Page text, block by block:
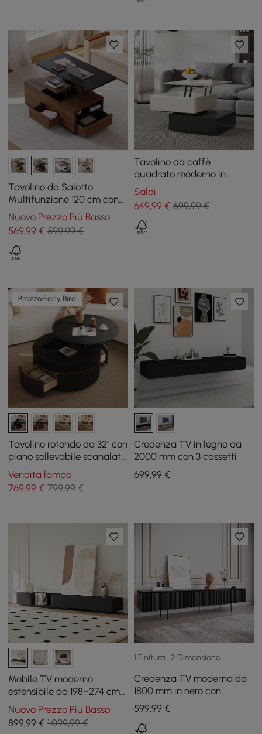
Tavolino da Salotto
Multifunzione 120 cm con
Piano Sollevabile, Cassetti
e Armadietto
Nuovo Prezzo Più Basso
569,99 € 599,99 €
Tavolino da caffè
quadrato moderno in
pietra sinterizzata con
ripiano rialzabile nero e
kaki con contenitore
Saldi
649,99€ 699,99 €
Prezzo Early Bird
Tavolino rotondo da 32" con
piano sollevabile scanalato
e 2 cassetti
Vendita lampo
769,99 € 799,99 €
Credenza TV in legno da
2000 mm con 3 cassetti
699,99€
Mobile TV moderno
estensibile da 198–274 cm
nero con 4 cassetti
Nuovo Prezzo Più Basso
899,99 € 1.099,99 €
1 Finitura | 2 Dimensione
Credenza TV moderna da
1800 mm in nero con
cassetti, console
multimediale con gambe in
metallo
599,99€